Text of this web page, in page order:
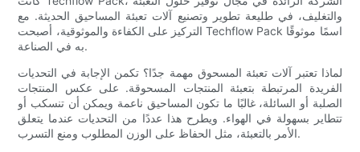
والتغليف، في طليعة تطوير وتصنيع آلات تعبئة المساحيق الحديثة. مع
التركيز على الكفاءة والموثوقية، أصبحت Techflow Pack اسمًا موثوقًا
به في الصناعة.
لماذا تعتبر آلات تعبئة المسحوق مهمة جدًا؟ تكمن الإجابة في التحديات
الفريدة المرتبطة بتعبئة المنتجات المسحوقة. على عكس المنتجات
الصلبة أو السائلة، غالبًا ما تكون المساحيق ناعمة ويمكن أن تنسكب أو
تتطاير بسهولة في الهواء. ويطرح هذا عددًا من التحديات عندما يتعلق
الأمر بالتعبئة، مثل الحفاظ على الوزن المطلوب ومنع التسرب.